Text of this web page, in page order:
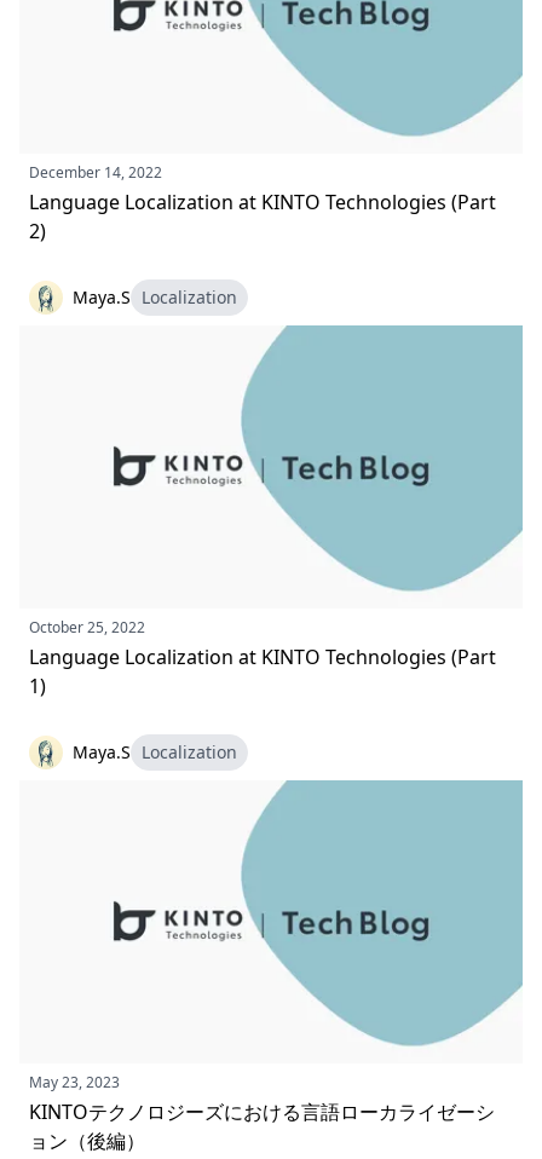
December 14, 2022
Language Localization at KINTO Technologies (Part
2)
Maya.S Localization
October 25, 2022
Language Localization at KINTO Technologies (Part
1)
Maya.S Localization
May 23, 2023
KINTOテクノロジーズにおける言語ローカライゼーシ
ョン（後編）